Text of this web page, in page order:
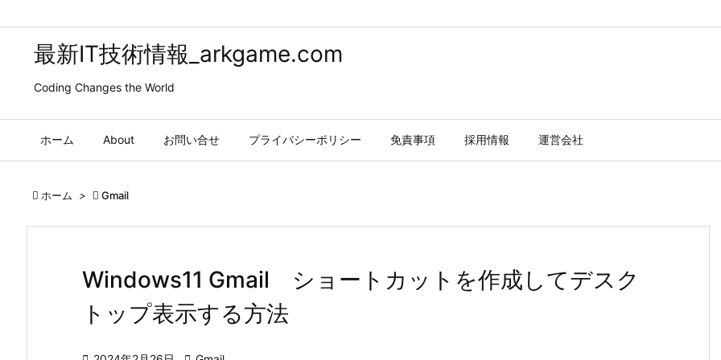
最新IT技術情報_arkgame.com
Coding Changes the World
ホーム About お問い合せ プライバシーポリシー 免責事項 採用情報 運営会社
 ホーム >  Gmail
Windows11 Gmail ショートカットを作成してデスク
トップ表示する方法